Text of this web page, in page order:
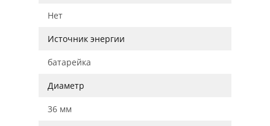
Нет
Источник энергии
батарейка
Диаметр
36 мм